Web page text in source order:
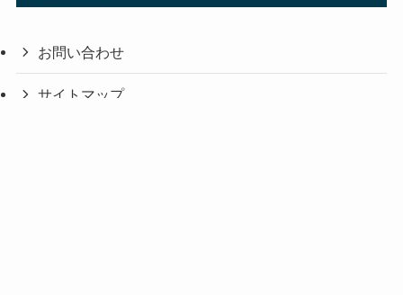
お問い合わせ
サイトマップ